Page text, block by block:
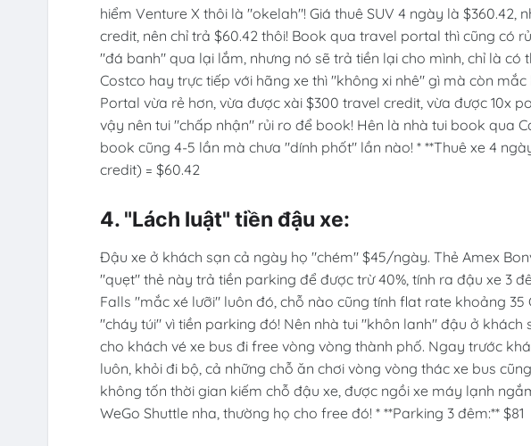
hiểm Venture X thôi là "okelah"! Giá thuê SUV 4 ngày là $360.42,
credit, nên chỉ trả $60.42 thôi! Book qua travel portal thì cũng có
"đá banh" qua lại lắm, nhưng nó sẽ trả tiền lại cho mình, chỉ là có
Costco hay trực tiếp với hãng xe thì "không xi nhê" gì mà còn
Portal vừa rẻ hơn, vừa được xài $300 travel credit, vừa được 10x
vậy nên tui "chấp nhận" rủi ro để book! Hên là nhà tui book qua
book cũng 4-5 lần mà chưa "dính phốt" lần nào! * **Thuê xe 4
credit) = $60.42
4. "Lách luật" tiền đậu xe:
Đậu xe ở khách sạn cả ngày họ "chém" $45/ngày. Thẻ Amex
"quẹt" thẻ này trả tiền parking để được trừ 40%, tính ra đậu xe 3
Falls "mắc xé lưỡi" luôn đó, chỗ nào cũng tính flat rate khoảng 35
"cháy túi" vì tiền parking đó! Nên nhà tui "khôn lanh" đậu ở
cho khách vé xe bus đi free vòng vòng thành phố. Ngay trước
luôn, khỏi đi bộ, cả những chỗ ăn chơi vòng vòng thác xe bus
không tốn thời gian kiếm chỗ đậu xe, được ngồi xe máy lạnh
WeGo Shuttle nha, thường họ cho free đó! * **Parking 3 đêm:** $81